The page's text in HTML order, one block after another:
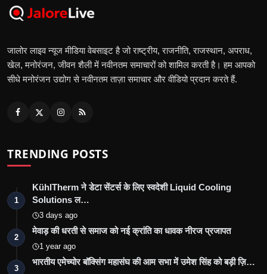
जालोर लाइव न्यूज मीडिया वेबसाइट है जो राष्ट्रीय, राजनीति, राजस्थान, अपराध,
खेल, मनोरंजन, जीवन शैली में नवीनतम समाचारों को शामिल करती है। हम आपको
सीधे मनोरंजन उद्योग से नवीनतम ताज़ा समाचार और वीडियो प्रदान करते हैं.
TRENDING POSTS
1
KühlTherm ने डेटा सेंटर्स के लिए स्वदेशी Liquid Cooling
Solutions ल…
3 days ago
2
मेवाड़ की धरती से समाज को नई क्रांति का धावक नीरज प्रजापत
1 year ago
3
भारतीय एमेच्योर बॉक्सिंग महासंघ की आम सभा में उमेश सिंह को बड़ी ज़ि…